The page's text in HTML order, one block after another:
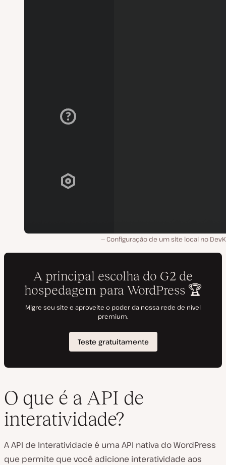
Configuração de um site local no
O que é a API de
interatividade?
A API de Interatividade é uma API nativa do WordPress
que permite que você adicione interatividade aos